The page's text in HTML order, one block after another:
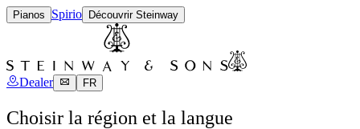
Pianos Spirio Découvrir Steinway
Dealer FR
Choisir la région et la langue